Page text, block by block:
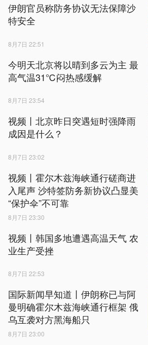
伊朗官员称防务协议无法保障沙
特安全
8月7日 22:51
今明天北京将以晴到多云为主 最
高气温31℃闷热感缓解
8月7日 23:54
视频丨北京昨日突遇短时强降雨
成因是什么？
8月7日 23:02
视频丨霍尔木兹海峡通行磋商进
入尾声 沙特签防务新协议凸显美
“保护伞”不可靠
8月7日 23:30
视频丨韩国多地遭遇高温天气 农
业生产受挫
8月7日 22:53
国际新闻早知道丨伊朗称已与阿
曼明确霍尔木兹海峡通行框架 俄
乌互袭对方黑海船只
8月7日 23:00